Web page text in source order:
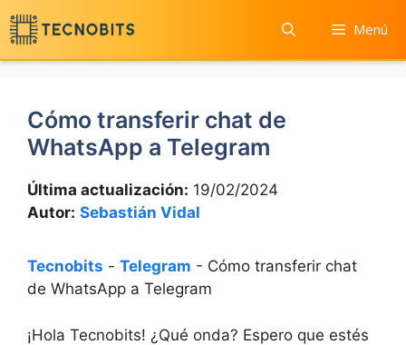
Saltar
al
contenido
Menú
Cómo transferir chat de
WhatsApp a Telegram
Última actualización: 19/02/2024
Autor: Sebastián Vidal
Tecnobits - Telegram - Cómo transferir chat
de WhatsApp a Telegram
¡Hola Tecnobits! ¿Qué ⁣onda? Espero ⁤que estés⁤